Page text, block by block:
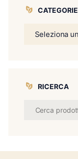
CATEGORIE
RICERCA